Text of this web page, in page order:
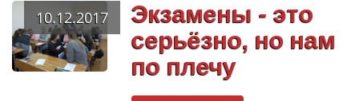
10.12.2017
Экзамены - это
серьёзно, но нам
по плечу